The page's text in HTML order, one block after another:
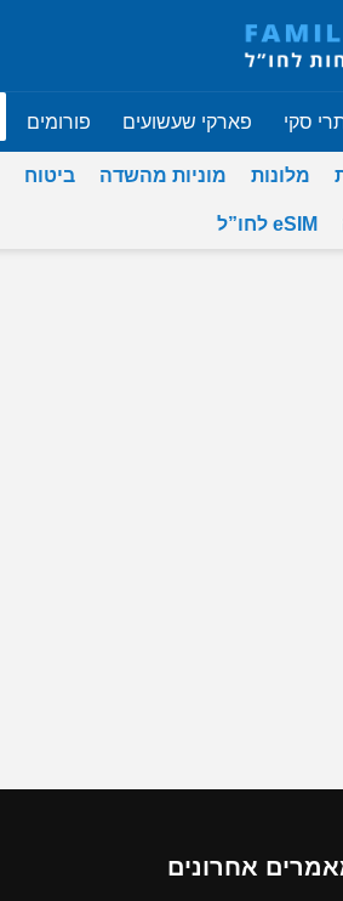
סקי פארקי שעשועים פורומים
מלונות מוניות מהשדה ביטוח
eSIM לחו”ל
אחרונים